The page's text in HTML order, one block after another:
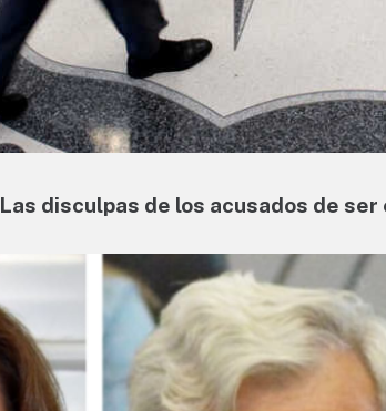
Las disculpas de los acusados de ser